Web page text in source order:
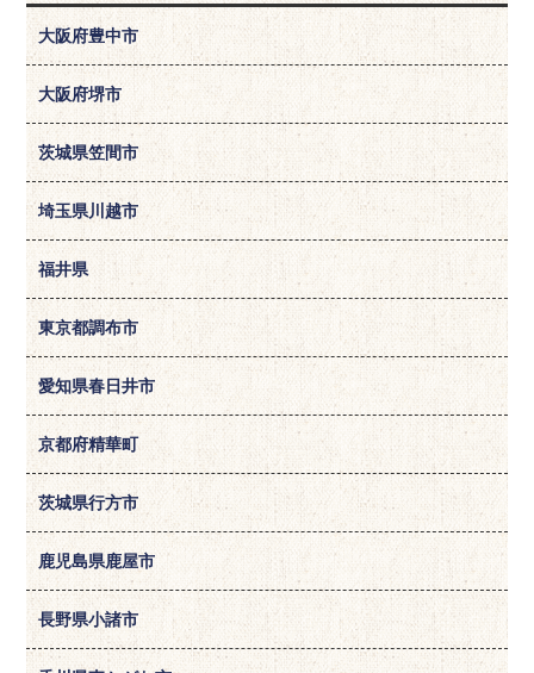
大阪府豊中市
大阪府堺市
茨城県笠間市
埼玉県川越市
福井県
東京都調布市
愛知県春日井市
京都府精華町
茨城県行方市
鹿児島県鹿屋市
長野県小諸市